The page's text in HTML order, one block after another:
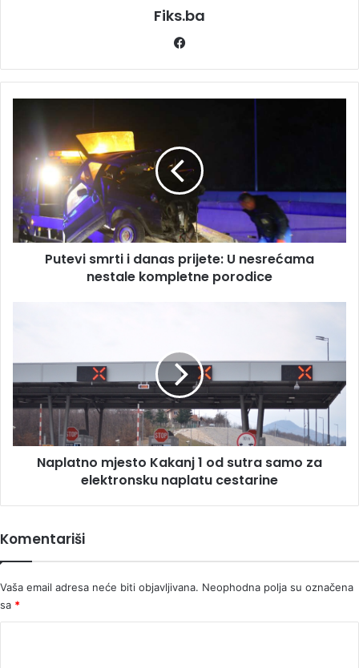
Fiks.ba
danas
prijete:
nesrećama
nestale
kompletne
porodicePutevi smrti i danas prijete: U nesrećama
nestale kompletne porodice
sutra
samo
za
elektronsku
naplatuNaplatno mjesto Kakanj 1 od sutra samo za
elektronsku naplatu cestarine
Komentariši
Vaša email adresa neće biti objavljivana. Neophodna polja su označena
sa *